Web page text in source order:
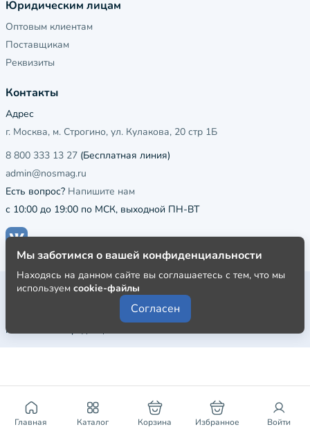
Главная Каталог Корзина Избранное Войти
Юридическим лицам
Оптовым клиентам
Поставщикам
Реквизиты
Контакты
Адрес
г. Москва, м. Строгино, ул. Кулакова, 20 стр 1Б
8 800 333 13 27 (Бесплатная линия)
admin@nosmag.ru
Есть вопрос? Напишите нам
с 10:00 до 19:00 по МСК, выходной ПН-ВТ
Публичная оферта
Пользовательское соглашение
Политика конфиденциальности
Мы заботимся о вашей конфиденциальности
Находясь на данном сайте вы соглашаетесь с тем, что мы
используем cookie-файлы
Согласен